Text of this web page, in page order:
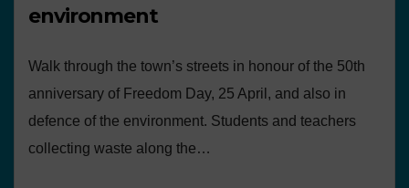
environment
Walk through the town’s streets in honour of the 50th
anniversary of Freedom Day, 25 April, and also in
defence of the environment. Students and teachers
collecting waste along the…